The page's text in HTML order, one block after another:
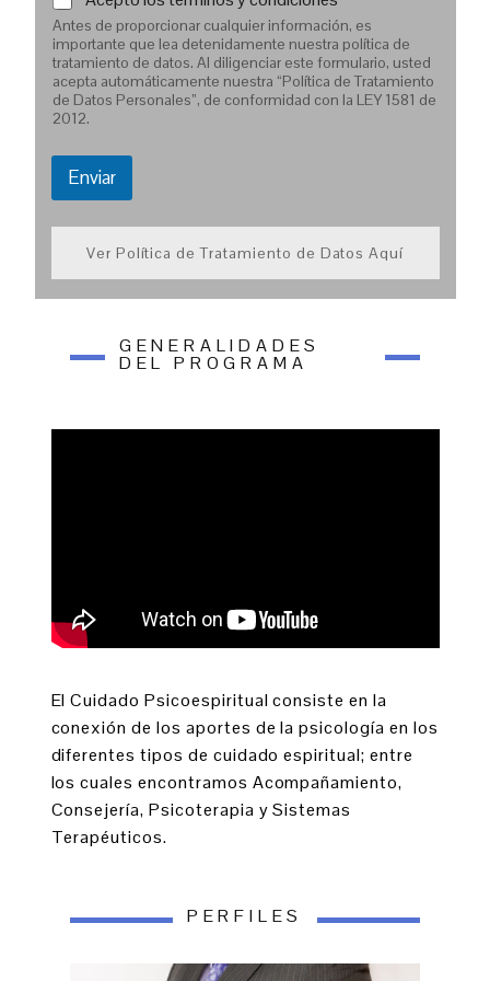
r
é
s
:
Antes de proporcionar cualquier información, es
importante que lea detenidamente nuestra política de
tratamiento de datos. Al diligenciar este formulario, usted
acepta automáticamente nuestra “Política de Tratamiento
de Datos Personales”, de conformidad con la LEY 1581 de
2012.
Enviar
Ver Política de Tratamiento de Datos Aquí
GENERALIDADES
DEL PROGRAMA
El Cuidado Psicoespiritual consiste en la
conexión de los aportes de la psicología en los
diferentes tipos de cuidado espiritual; entre
los cuales encontramos Acompañamiento,
Consejería, Psicoterapia y Sistemas
Terapéuticos.
PERFILES